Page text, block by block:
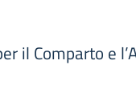
il Comparto e